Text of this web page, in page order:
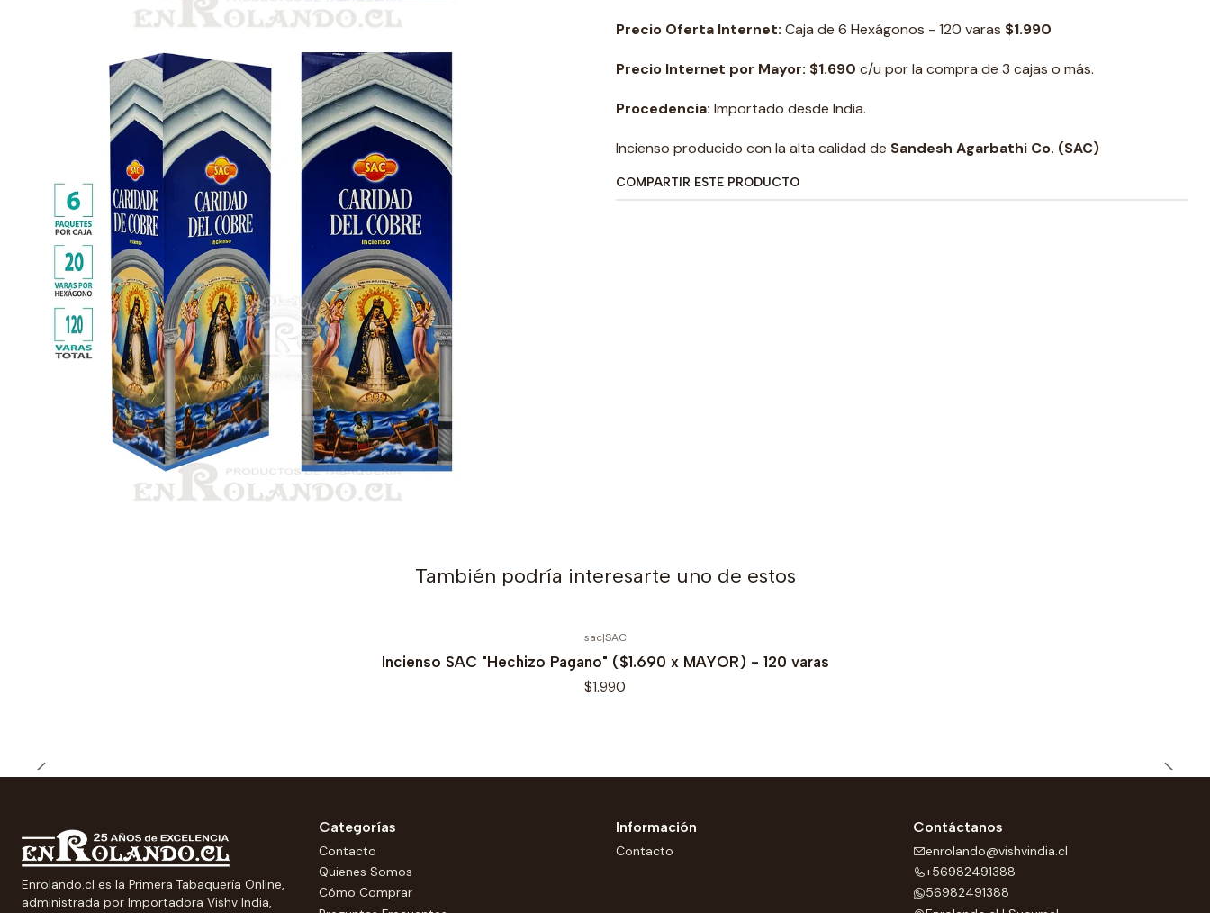
Precio Oferta Internet: Caja de 6 Hexágonos - 120 varas $1.990
Precio Internet por Mayor: $1.690 c/u por la compra de 3 cajas o más.
Procedencia: Importado desde India.
Incienso producido con la alta calidad de Sandesh Agarbathi Co. (SAC)
COMPARTIR ESTE PRODUCTO
También podría interesarte uno de estos
sac|SAC
Incienso SAC "Hechizo Pagano" ($1.690 x MAYOR) - 120 varas
$1.990
Enrolando.cl es la Primera Tabaquería Online,
administrada por Importadora Vishv India,
Categorías
Contacto
Quienes Somos
Cómo Comprar
Información
Contacto
Contáctanos
enrolando@vishvindia.cl
+56982491388
56982491388